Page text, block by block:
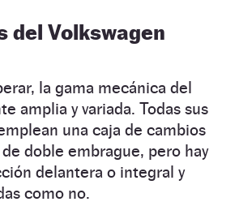
del Volkswagen
la gama mecánica del
amplia y variada. Todas sus
una caja de cambios
doble embrague, pero hay
delantera o integral y
como no.